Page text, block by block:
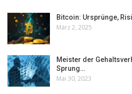
Bitcoin: Ursprünge,
März 2, 2025
Meister der
Sprung…
Mai 30, 2023